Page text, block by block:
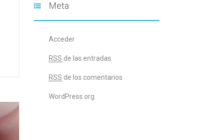
Meta
Acceder
RSS de las entradas
RSS de los comentarios
WordPress.org